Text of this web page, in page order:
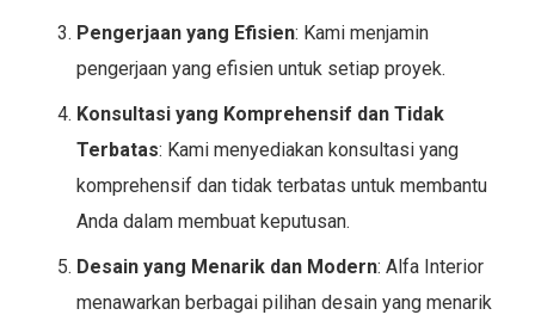
Pengerjaan yang Efisien: Kami menjamin
pengerjaan yang efisien untuk setiap proyek.
Konsultasi yang Komprehensif dan Tidak
Terbatas: Kami menyediakan konsultasi yang
komprehensif dan tidak terbatas untuk membantu
Anda dalam membuat keputusan.
Desain yang Menarik dan Modern: Alfa Interior
menawarkan berbagai pilihan desain yang menarik